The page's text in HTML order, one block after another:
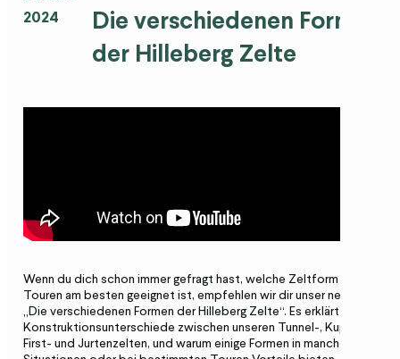
2024
Die verschiedenen Formen
der Hilleberg Zelte
Wenn du dich schon immer gefragt hast, welche Zeltform f
Touren am besten geeignet ist, empfehlen wir dir unser neues Video
„Die verschiedenen Formen der Hilleberg Zelte“. Es erklärt die
Konstruktionsunterschiede zwischen unseren Tunnel-, Kuppel-,
First- und Jurtenzelten, und warum einige Formen in manchen